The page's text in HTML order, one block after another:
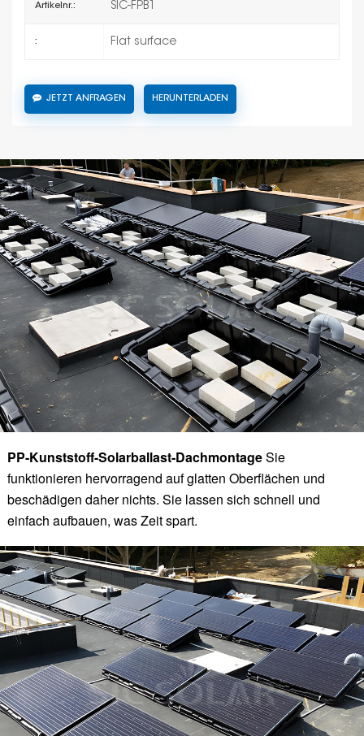
Artikelnr.: SIC-FPB1
: Flat surface
JETZT ANFRAGEN HERUNTERLADEN
PP-Kunststoff-Solarballast-DachmontageSie
funktionieren hervorragend auf glatten Oberflächen und
beschädigen daher nichts. Sie lassen sich schnell und
einfach aufbauen, was Zeit spart.